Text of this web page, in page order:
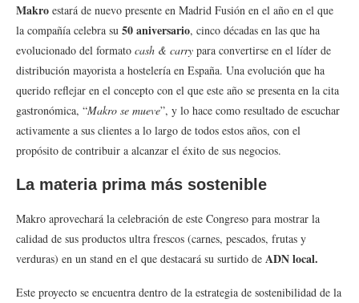
Makro estará de nuevo presente en Madrid Fusión en el año en el que
la compañía celebra su 50 aniversario, cinco décadas en las que ha
evolucionado del formato cash & carry para convertirse en el líder de
distribución mayorista a hostelería en España. Una evolución que ha
querido reflejar en el concepto con el que este año se presenta en la cita
gastronómica, “Makro se mueve”, y lo hace como resultado de escuchar
activamente a sus clientes a lo largo de todos estos años, con el
propósito de contribuir a alcanzar el éxito de sus negocios.
La materia prima más sostenible
Makro aprovechará la celebración de este Congreso para mostrar la
calidad de sus productos ultra frescos (carnes, pescados, frutas y
verduras) en un stand en el que destacará su surtido de ADN local.
Este proyecto se encuentra dentro de la estrategia de sostenibilidad de la